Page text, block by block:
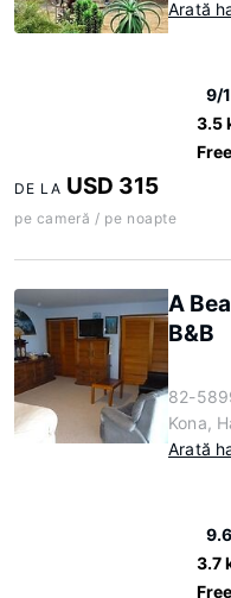
Arată
9/
3.5
DE LA USD 315
pe cameră / pe noapte
A
B&B
82-
Kona,
Arată
3.7